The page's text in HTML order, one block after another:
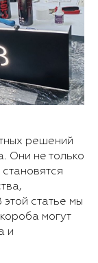
решений
Они не только
статье мы
могут
и